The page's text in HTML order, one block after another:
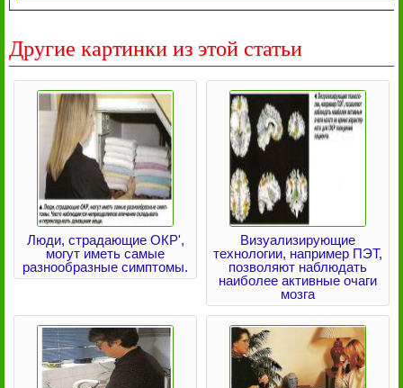
Другие картинки из этой статьи
Люди, страдающие ОКР',
могут иметь самые
разнообразные симптомы.
Визуализирующие
технологии, например ПЭТ,
позволяют наблюдать
наиболее активные очаги
мозга